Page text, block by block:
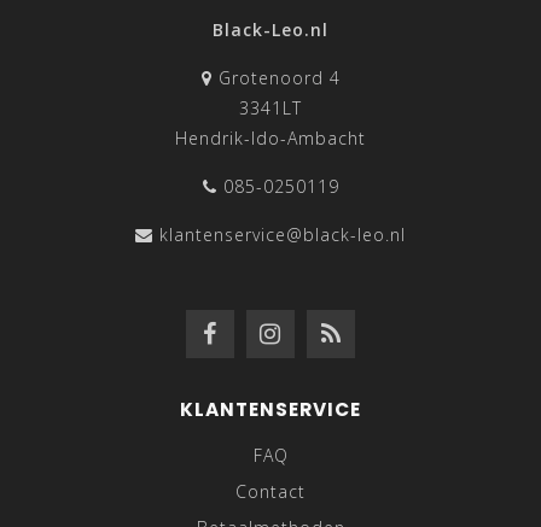
Black-Leo.nl
Grotenoord 4
3341LT
Hendrik-Ido-Ambacht
085-0250119
klantenservice@black-leo.nl
KLANTENSERVICE
FAQ
Contact